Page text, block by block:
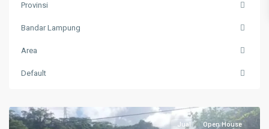
Provinsi
Bandar Lampung
Area
Default
Jual Open House